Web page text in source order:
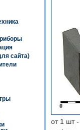
сайта)
от 1 шт -